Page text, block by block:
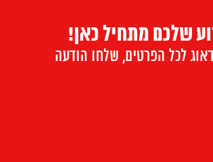
שלכם מתחיל כאן!
לכל הפרטים, שלחו הודעה